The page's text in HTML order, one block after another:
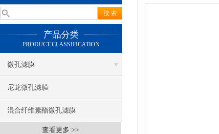
产品分类
PRODUCT CLASSIFICATION
微孔滤膜
尼龙微孔滤膜
混合纤维素酯微孔滤膜
查看更多 >>